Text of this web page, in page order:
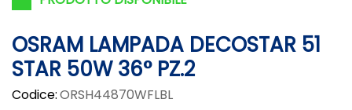
OSRAM LAMPADA DECOSTAR 51
STAR 50W 36° PZ.2
Codice:ORSH44870WFLBL